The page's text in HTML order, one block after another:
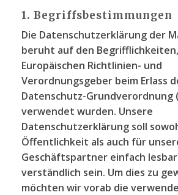
1. Begriffsbestimmungen
Die Datenschutzerklärung der
beruht auf den
Europäischen Richtlinien- und
Verordnungsgeber beim Erlass
Datenschutz-Grundverordnung
verwendet wurden. Unsere
Datenschutzerklärung soll
Öffentlichkeit als auch für
Geschäftspartner einfach
verständlich sein. Um dies zu
möchten wir vorab die